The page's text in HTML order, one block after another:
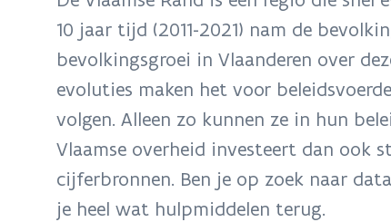
Cijfers
tools
Vlaamse
Rand
10 jaar tijd (2011-2021) nam de
bevolkingsgroei in Vlaanderen over
evoluties maken het voor
volgen. Alleen zo kunnen ze in hun
Vlaamse overheid investeert dan ook
cijferbronnen. Ben je op zoek naar
je heel wat hulpmiddelen terug.